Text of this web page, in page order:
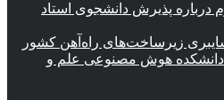
درباره پذیرش دانشجوی استاد
زیرساخت‌های راه‌آهن کشور
به دانشکده هوش مصنوعی علم و